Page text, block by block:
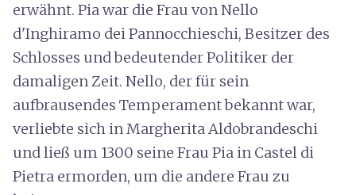
erwähnt. Pia war die Frau von Nello
d'Inghiramo dei Pannocchieschi, Besitzer des
Schlosses und bedeutender Politiker der
damaligen Zeit. Nello, der für sein
aufbrausendes Temperament bekannt war,
verliebte sich in Margherita Aldobrandeschi
und ließ um 1300 seine Frau Pia in Castel di
Pietra ermorden, um die andere Frau zu